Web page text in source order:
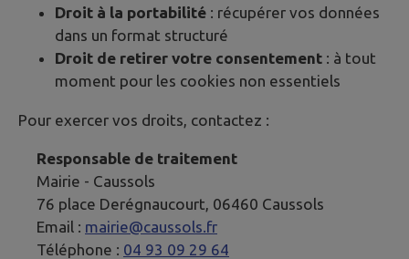
Droit à la portabilité : récupérer vos données
dans un format structuré
Droit de retirer votre consentement : à tout
moment pour les cookies non essentiels
Pour exercer vos droits, contactez :
Responsable de traitement
Mairie - Caussols
76 place Derégnaucourt, 06460 Caussols
Email : mairie@caussols.fr
Téléphone : 04 93 09 29 64